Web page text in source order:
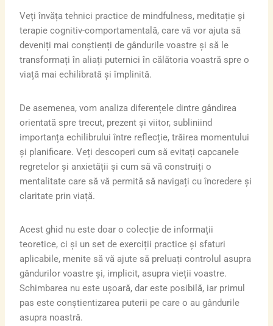
Veți învăța tehnici practice de mindfulness, meditație și
terapie cognitiv-comportamentală, care vă vor ajuta să
deveniți mai conștienți de gândurile voastre și să le
transformați în aliați puternici în călătoria voastră spre o
viață mai echilibrată și împlinită.
De asemenea, vom analiza diferențele dintre gândirea
orientată spre trecut, prezent și viitor, subliniind
importanța echilibrului între reflecție, trăirea momentului
și planificare. Veți descoperi cum să evitați capcanele
regretelor și anxietății și cum să vă construiți o
mentalitate care să vă permită să navigați cu încredere și
claritate prin viață.
Acest ghid nu este doar o colecție de informații
teoretice, ci și un set de exerciții practice și sfaturi
aplicabile, menite să vă ajute să preluați controlul asupra
gândurilor voastre și, implicit, asupra vieții voastre.
Schimbarea nu este ușoară, dar este posibilă, iar primul
pas este conștientizarea puterii pe care o au gândurile
asupra noastră.